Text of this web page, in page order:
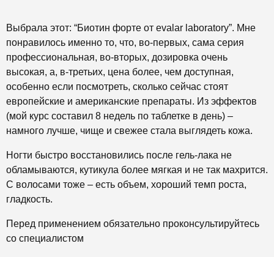
Выбрала этот: “Биотин форте от evalar laboratory”. Мне
понравилось именно то, что, во-первых, сама серия
профессиональная, во-вторых, дозировка очень
высокая, а, в-третьих, цена более, чем доступная,
особенно если посмотреть, сколько сейчас стоят
европейские и американские препараты. Из эффектов
(мой курс составил 8 недель по таблетке в день) –
намного лучше, чище и свежее стала выглядеть кожа.
Ногти быстро восстановились после гель-лака не
обламываются, кутикула более мягкая и не так махрится.
С волосами тоже – есть объем, хороший темп роста,
гладкость.
Перед применением обязательно проконсультируйтесь
со специалистом